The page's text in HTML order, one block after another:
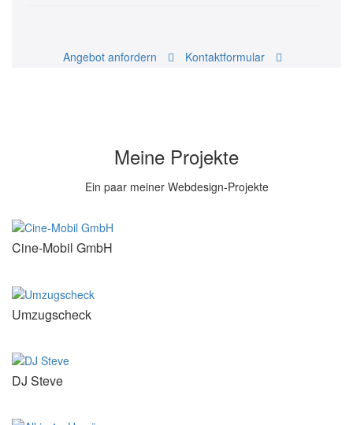
Angebot anfordern Kontaktformular
Meine Projekte
Ein paar meiner Webdesign-Projekte
Cine-Mobil GmbH
Umzugscheck
DJ Steve